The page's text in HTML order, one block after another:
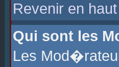
Revenir en
Qui sont les
Les